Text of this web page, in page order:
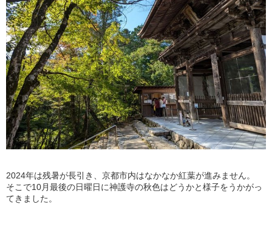
2024年は残暑が長引き、京都市内はなかなか紅葉が進みません。
そこで10月最後の日曜日に神護寺の秋色はどうかと様子をうかがっ
てきました。